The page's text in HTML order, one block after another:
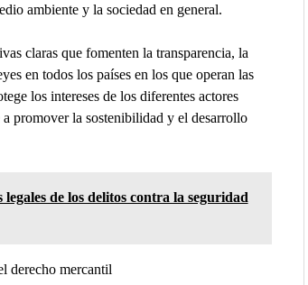
ambiente y la sociedad en general.
claras que fomenten la transparencia, la
en todos los países en los que operan las
los intereses de los diferentes actores
promover la sostenibilidad y el desarrollo
legales de los delitos contra la seguridad
derecho mercantil